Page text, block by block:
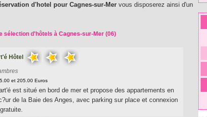
d'hotel pour Cagnes-sur-Mer vous disposerez ainsi d'un
sélection d'hôtels à Cagnes-sur-Mer (06)
Hôtel
et 205.00 Euros
est situé en bord de mer et propose des appartements en
de la Baie des Anges, avec parking sur place et connexion